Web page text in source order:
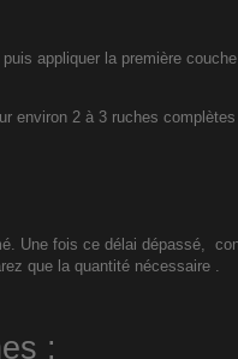
appliquer la première
environ 2 à 3 ruches
Une fois ce délai dépassé,
que la quantité nécessaire .
: